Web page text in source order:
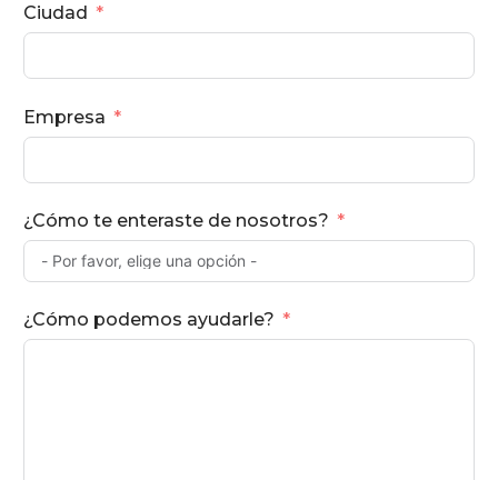
Ciudad
Empresa
¿Cómo te enteraste de nosotros?
¿Cómo podemos ayudarle?